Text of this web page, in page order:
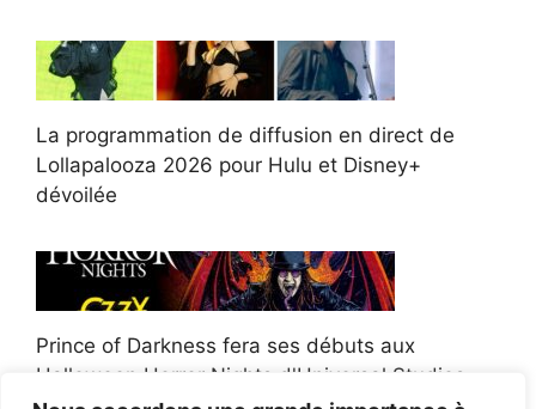
La programmation de diffusion en direct de
Lollapalooza 2026 pour Hulu et Disney+
dévoilée
Prince of Darkness fera ses débuts aux
Halloween Horror Nights d'Universal Studios